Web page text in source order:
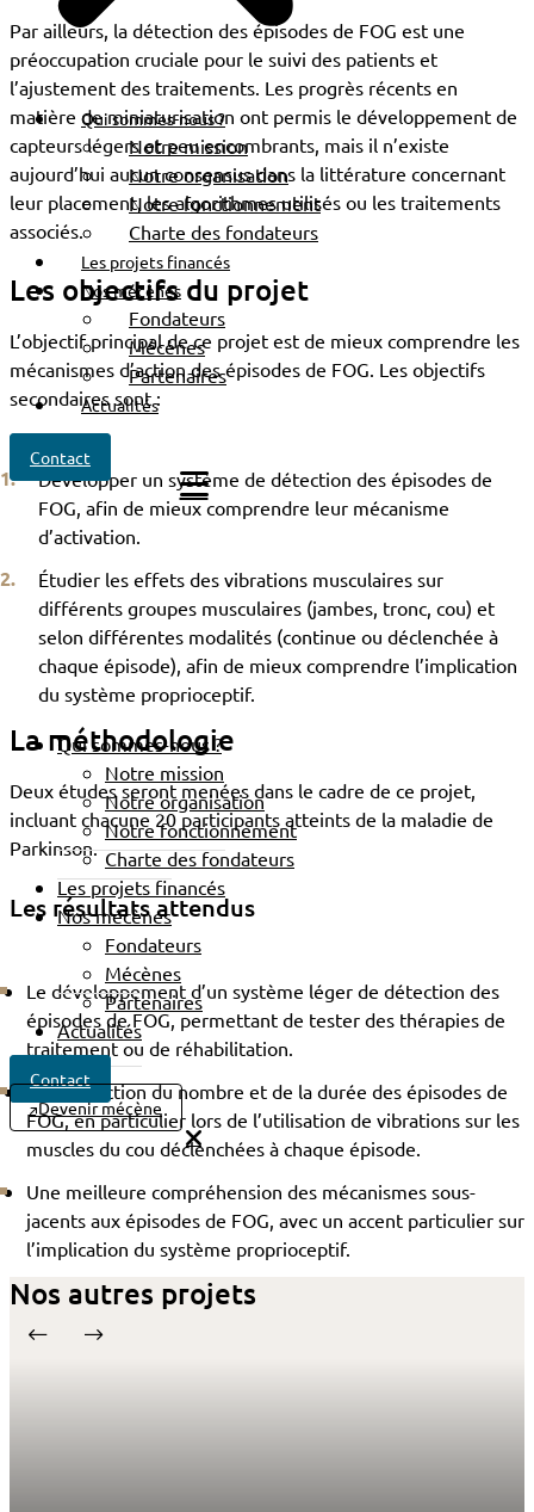
Qui sommes-nous ?
Notre mission
Notre organisation
Notre fonctionnement
Charte des fondateurs
Les projets financés
Nos mécènes
Fondateurs
Mécènes
Partenaires
Actualités
Contact
Qui sommes-nous ?
Notre mission
Notre organisation
Notre fonctionnement
Charte des fondateurs
Les projets financés
Nos mécènes
Fondateurs
Mécènes
Partenaires
Actualités
Contact
Devenir mécène
Par ailleurs, la détection des épisodes de FOG est une
préoccupation cruciale pour le suivi des patients et
l’ajustement des traitements. Les progrès récents en
matière de miniaturisation ont permis le développement de
capteurs légers et peu encombrants, mais il n’existe
aujourd’hui aucun consensus dans la littérature concernant
leur placement, les algorithmes utilisés ou les traitements
associés.
Les objectifs du projet
L’objectif principal de ce projet est de mieux comprendre les
mécanismes d’action des épisodes de FOG. Les objectifs
secondaires sont :
Développer un système de détection des épisodes de
FOG, afin de mieux comprendre leur mécanisme
d’activation.
Étudier les effets des vibrations musculaires sur
différents groupes musculaires (jambes, tronc, cou) et
selon différentes modalités (continue ou déclenchée à
chaque épisode), afin de mieux comprendre l’implication
du système proprioceptif.
La méthodologie
Deux études seront menées dans le cadre de ce projet,
incluant chacune 20 participants atteints de la maladie de
Parkinson.
Les résultats attendus
Le développement d’un système léger de détection des
épisodes de FOG, permettant de tester des thérapies de
traitement ou de réhabilitation.
Une réduction du nombre et de la durée des épisodes de
FOG, en particulier lors de l’utilisation de vibrations sur les
muscles du cou déclenchées à chaque épisode.
Une meilleure compréhension des mécanismes sous-
jacents aux épisodes de FOG, avec un accent particulier sur
l’implication du système proprioceptif.
Nos autres projets